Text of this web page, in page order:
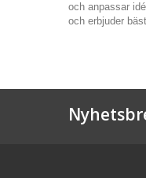
och anpassar
och erbjuder